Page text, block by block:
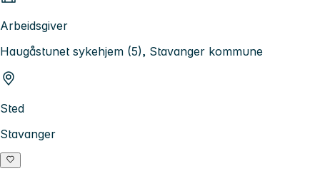
Arbeidsgiver
Haugåstunet sykehjem (5), Stavanger kommune
Sted
Stavanger